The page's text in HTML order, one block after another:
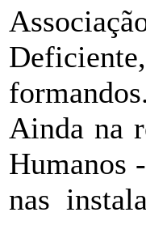
formandos.
Ainda na
Humanos
nas